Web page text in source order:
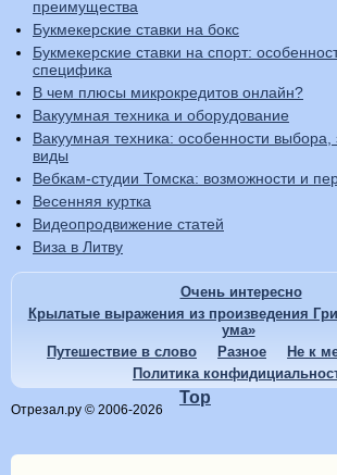
преимущества
Букмекерские ставки на бокс
Букмекерские ставки на спорт:
специфика
В чем плюсы микрокредитов онлайн?
Вакуумная техника и оборудование
Вакуумная техника: особенности выбора,
виды
Вебкам-студии Томска: возможности и
Весенняя куртка
Видеопродвижение статей
Виза в Литву
Очень интересно
Крылатые выражения из произведения
ума»
Путешествие в слово
Разное Не к
Политика
Отрезал.ру © 2006-2026
Top